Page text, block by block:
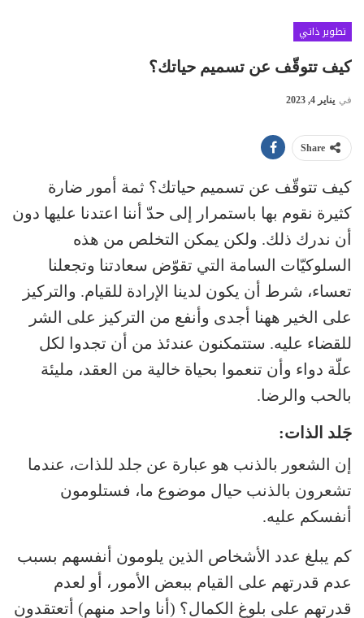
تطوير ذاتي
كيف تتوقّف عن تسميم حياتك؟
في يناير 4, 2023
Share
كيف تتوقّف عن تسميم حياتك؟ ثمة أمور ضارة
كثيرة نقوم بها باستمرار إلى حدّ أننا اعتدنا عليها دون
أن ندرك ذلك. ولكن يمكن التخلص من هذه
السلوكيّات السامة التي تقوّض سعادتنا وتجعلنا
تعساء، شرط أن يكون لدينا الإرادة للقيام. والتركيز
على الخير ههنا أجدى وأنفع من التركيز على الشر
للقضاء عليه. ستتمكنون عندئذ من أن تجدوا لكل
علّة دواء وأن تنعموا بحياة خالية من العقد، مليئة
بالحب والرضا.
جَلد الذات:
إن الشعور بالذنب هو عبارة عن جلد للذات، عندما
تشعرون بالذنب حيال موضوع ما، فستلومون
أنفسكم عليه.
كم يبلغ عدد الأشخاص الذين يلومون أنفسهم بسبب
عدم قدرتهم على القيام ببعض الأمور، أو لعدم
قدرتهم على بلوغ الكمال؟ (أنا واحد منهم) أتعتقدون